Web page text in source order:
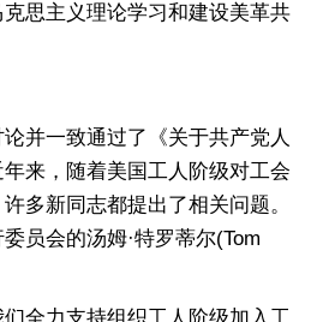
思主义理论学习和建设美革共
一致通过了《关于共产党人
来，随着美国工人阶级对工会
多新同志都提出了相关问题。
员会的汤姆·特罗蒂尔(Tom